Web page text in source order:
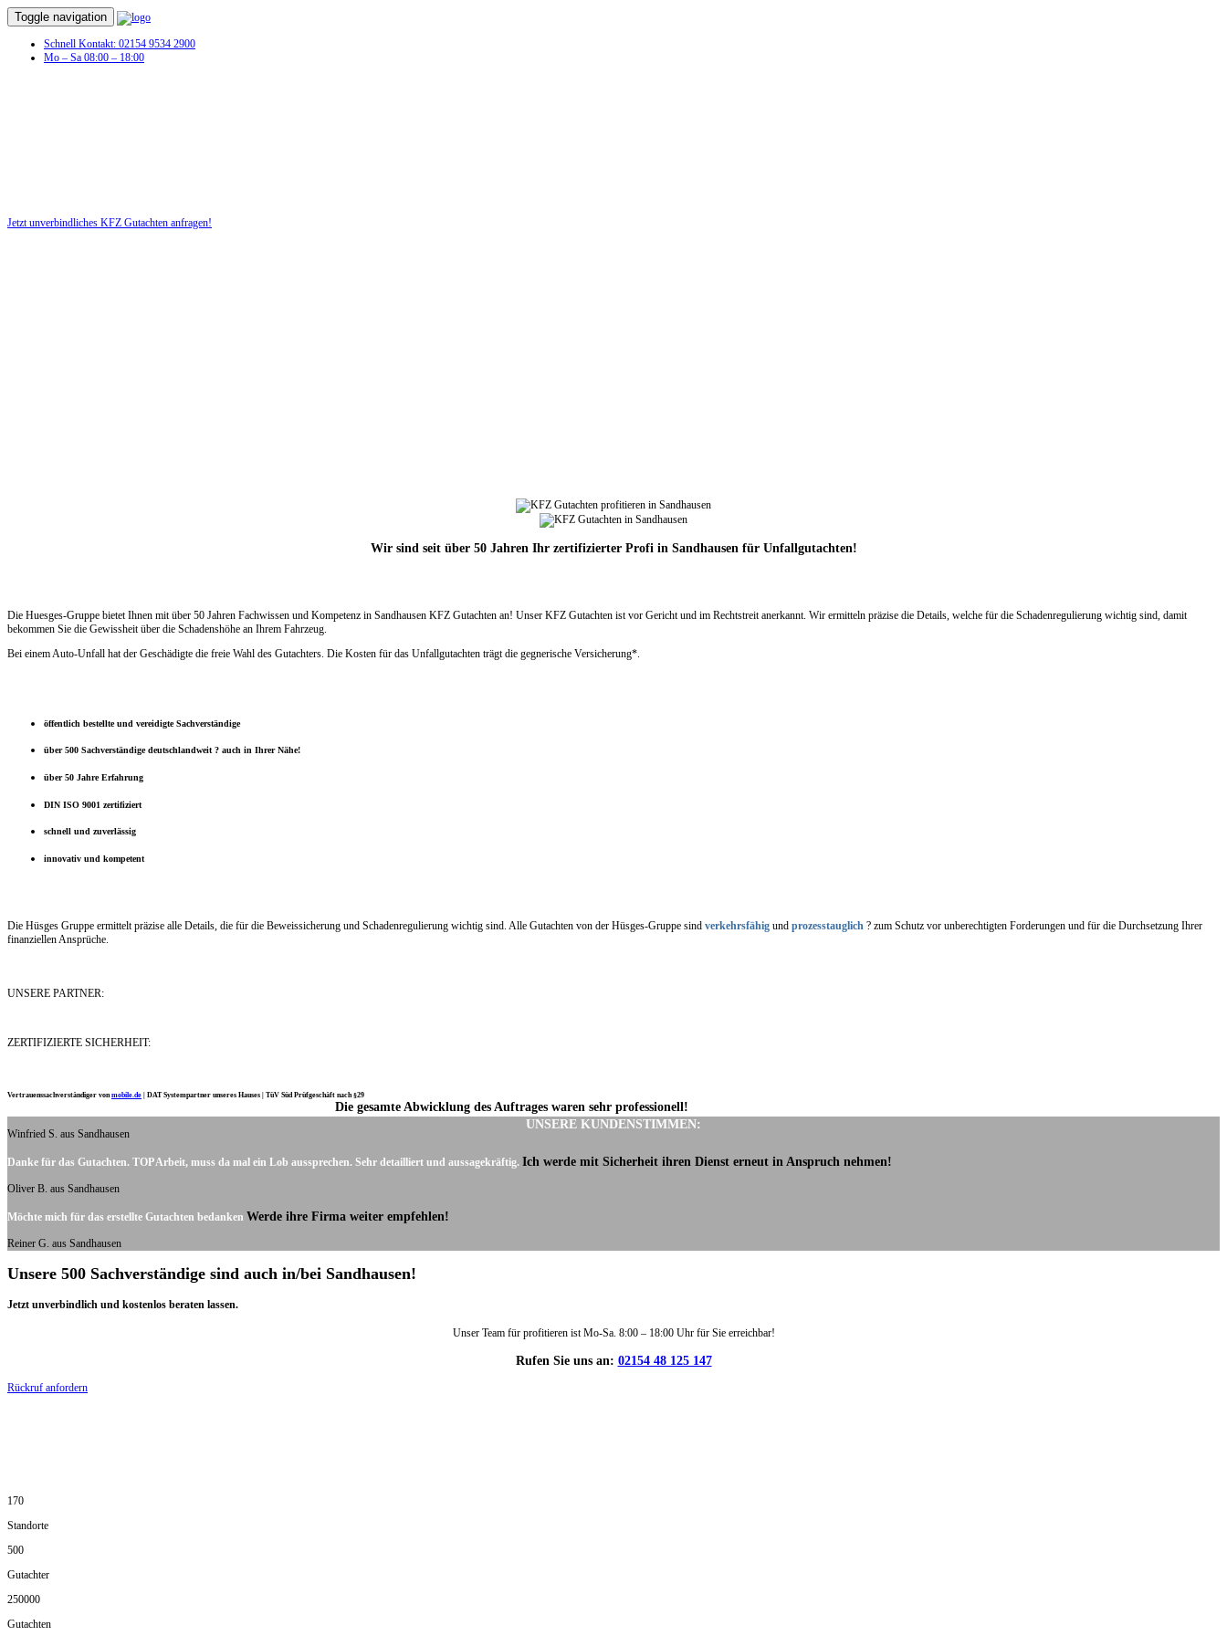
Toggle navigation
Schnell Kontakt: 02154 9534 2900
Mo – Sa 08:00 – 18:00
Jetzt unverbindliches KFZ Gutachten anfragen!
Wir sind seit über 50 Jahren Ihr zertifizierter Profi in Sandhausen für Unfallgutachten!
Die Huesges-Gruppe bietet Ihnen mit über 50 Jahren Fachwissen und Kompetenz in Sandhausen KFZ Gutachten an! Unser KFZ Gutachten ist vor Gericht und im Rechtstreit anerkannt. Wir ermitteln präzise die Details, welche für die Schadenregulierung wichtig sind, damit
bekommen Sie die Gewissheit über die Schadenshöhe an Ihrem Fahrzeug.
Bei einem Auto-Unfall hat der Geschädigte die freie Wahl des Gutachters. Die Kosten für das Unfallgutachten trägt die gegnerische Versicherung*.
öffentlich bestellte und vereidigte Sachverständige
über 500 Sachverständige deutschlandweit ? auch in Ihrer Nähe!
über 50 Jahre Erfahrung
DIN ISO 9001 zertifiziert
schnell und zuverlässig
innovativ und kompetent
Die Hüsges Gruppe ermittelt präzise alle Details, die für die Beweissicherung und Schadenregulierung wichtig sind. Alle Gutachten von der Hüsges-Gruppe sind verkehrsfähig und prozesstauglich ? zum Schutz vor unberechtigten Forderungen und für die Durchsetzung Ihrer
finanziellen Ansprüche.
UNSERE PARTNER:
ZERTIFIZIERTE SICHERHEIT:
Vertrauenssachverständiger vonmobile.de DAT Systempartner unseres Hauses | TüV Süd Prüfgeschäft nach §29
UNSERE KUNDENSTIMMEN:
Die gesamte Abwicklung des Auftrages waren sehr professionell!
Winfried S. aus Sandhausen
Danke für das Gutachten. TOP Arbeit, muss da mal ein Lob aussprechen. Sehr detailliert und aussagekräftig. Ich werde mit Sicherheit ihren Dienst erneut in Anspruch nehmen!
Oliver B. aus Sandhausen
Möchte mich für das erstellte Gutachten bedanken Werde ihre Firma weiter empfehlen!
Reiner G. aus Sandhausen
Unsere 500 Sachverständige sind auch in/bei Sandhausen!
Jetzt unverbindlich und kostenlos beraten lassen.
Unser Team für profitieren ist Mo-Sa. 8:00 – 18:00 Uhr für Sie erreichbar!
Rufen Sie uns an: 02154 48 125 147
Rückruf anfordern
170
Standorte
500
Gutachter
250000
Gutachten